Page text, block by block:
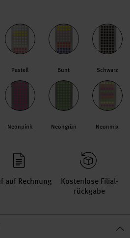
Pastell Bunt Schwarz
Neonpink Neongrün Neonmix
auf Rechnung
Kosten­lose Filial­
rückgabe